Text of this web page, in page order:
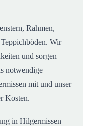
Rahmen,
Wir
und sorgen
notwendige
mit und unser
Kosten.
in Hilgermissen